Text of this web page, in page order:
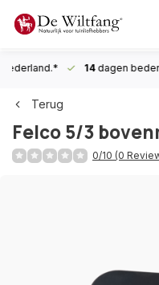
14dagen
Terug
Felco5/3
0/10 (0